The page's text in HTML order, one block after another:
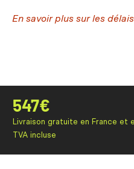
En savoir plus sur les
547€
Livraison gratuite en France et
TVA incluse